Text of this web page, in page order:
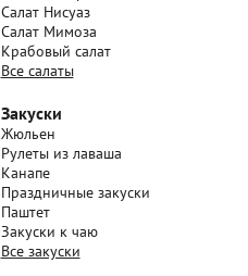
Салат Нисуаз
Салат Мимоза
Крабовый салат
Все салаты
Закуски
Жюльен
Рулеты из лаваша
Канапе
Праздничные закуски
Паштет
Закуски к чаю
Все закуски